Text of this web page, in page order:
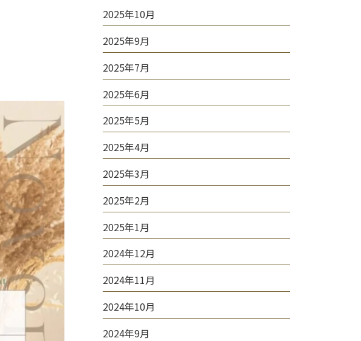
2025年10月
2025年9月
2025年7月
2025年6月
2025年5月
2025年4月
2025年3月
2025年2月
2025年1月
2024年12月
2024年11月
2024年10月
2024年9月